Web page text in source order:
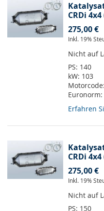
CRDi 4x4
275,00 €
Inkl. 19%
Nicht auf
PS: 140
kW: 103
Motorcode:
Euronorm:
Erfahren
CRDi 4x4
275,00 €
Inkl. 19%
Nicht auf
PS: 150